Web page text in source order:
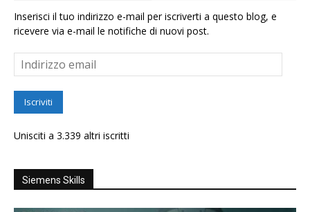
Inserisci il tuo indirizzo e-mail per iscriverti a questo blog, e
ricevere via e-mail le notifiche di nuovi post.
Indirizzo
email
Iscriviti
Unisciti a 3.339 altri iscritti
Siemens Skills